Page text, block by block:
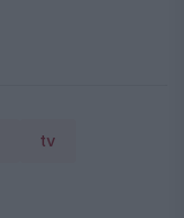
tv